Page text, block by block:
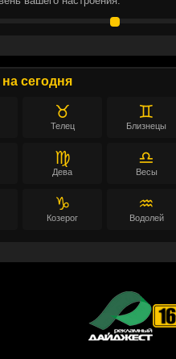
на сегодня
♉
Телец
♊
Близнецы
♍
Дева
♎
Весы
♑
Козерог
♒
Водолей